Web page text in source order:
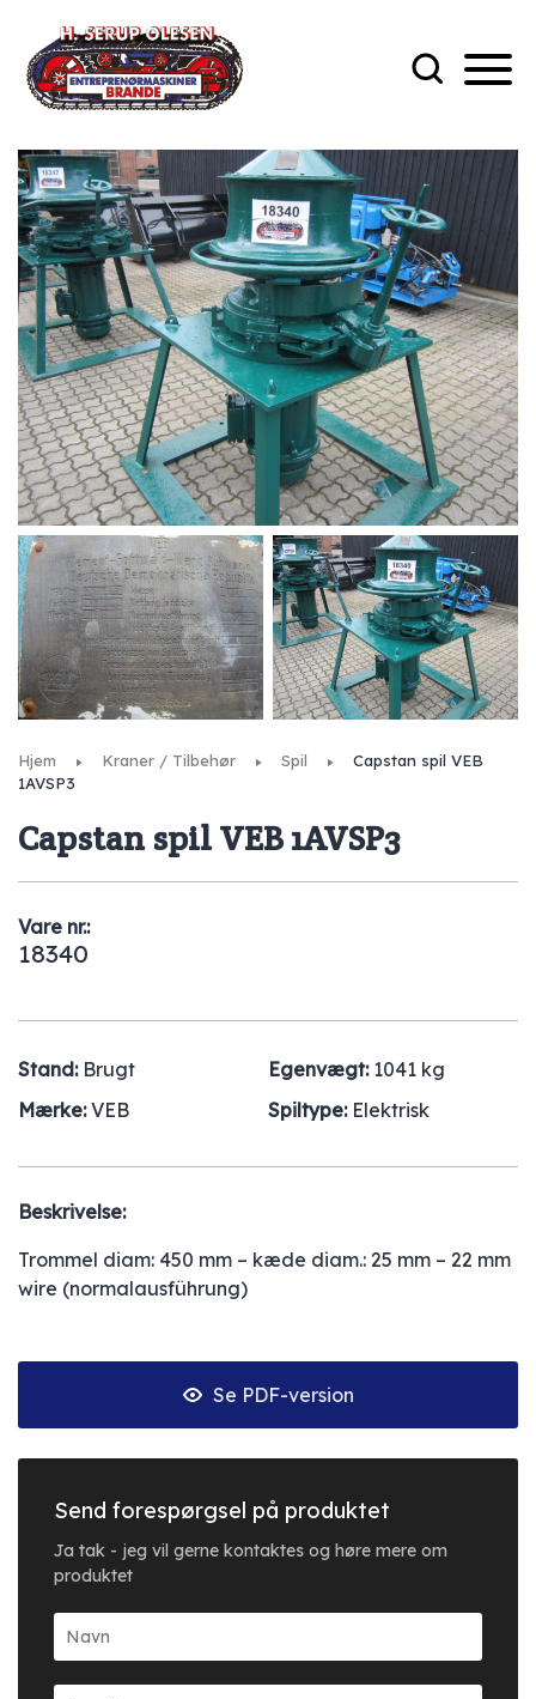
Hjem Kraner / Tilbehør Spil
Capstan spil VEB
1AVSP3
Capstan spil VEB 1AVSP3
Vare nr.:
18340
Stand: Brugt Egenvægt: 1041 kg
Mærke:VEB Spiltype: Elektrisk
Beskrivelse:
Trommel diam: 450 mm – kæde diam.: 25 mm – 22 mm
wire (normalausführung)
Se PDF-version
Send forespørgsel på produktet
Ja tak - jeg vil gerne kontaktes og høre mere om
produktet